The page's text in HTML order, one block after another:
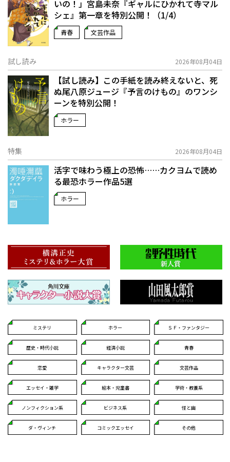
いの！」宮島未奈『ギャルにひかれて寺マル
シェ』第一章を特別公開！（1/4）
青春 文芸作品
試し読み 2026年08月04日
【試し読み】この手紙を読み終えないと、死
ぬ――尾八原ジュージ『予言のけもの』のワンシ
ーンを特別公開！
ホラー
特集 2026年08月04日
活字で味わう極上の恐怖……カクヨムで読め
る最恐ホラー作品5選
ホラー
ミステリ ホラー ＳＦ・ファンタジー
歴史・時代小説 経済小説 青春
恋愛 キャラクター文芸 文芸作品
エッセイ・雑学 絵本・児童書 学術・教養系
ノンフィクション系 ビジネス系 怪と幽
ダ・ヴィンチ コミックエッセイ その他